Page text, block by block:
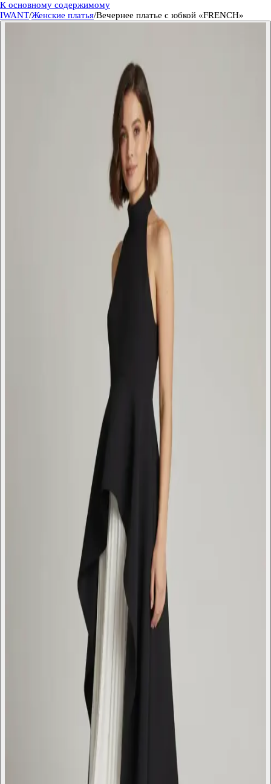
К основному содержимому
IWANT/Женские платья/Вечернее платье с юбкой «FRENCH»